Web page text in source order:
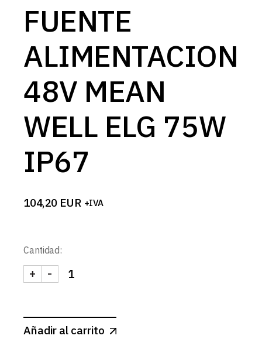
FUENTE
ALIMENTACION
48V MEAN
WELL ELG 75W
IP67
104,20 EUR +IVA
Cantidad:
FUENTE ALIMENTACION 48V MEAN WELL ELG
-
+
Añadir al carrito